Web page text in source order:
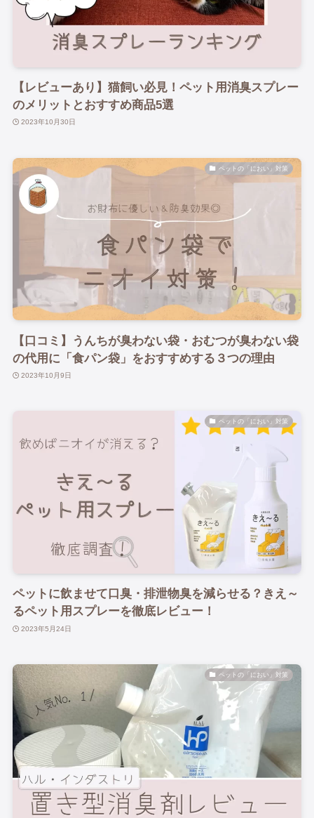
【レビューあり】猫飼い必見！ペット用消臭スプレー
のメリットとおすすめ商品5選
2023年10月30日
ペットの「におい」対策
【口コミ】うんちが臭わない袋・おむつが臭わない袋
の代用に「食パン袋」をおすすめする３つの理由
2023年10月9日
ペットの「におい」対策
ペットに飲ませて口臭・排泄物臭を減らせる？きえ～
るペット用スプレーを徹底レビュー！
2023年5月24日
ペットの「におい」対策